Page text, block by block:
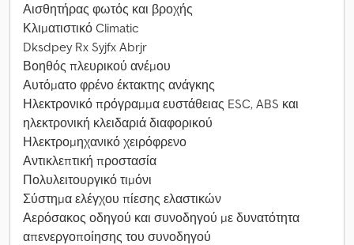
Αισθητήρας φωτός και βροχής
Κλιματιστικό Climatic
Dksdpey Rx Syjfx Abrjr
Βοηθός πλευρικού ανέμου
Αυτόματο φρένο έκτακτης ανάγκης
Ηλεκτρονικό πρόγραμμα ευστάθειας ESC, ABS και
ηλεκτρονική κλειδαριά διαφορικού
Ηλεκτρομηχανικό χειρόφρενο
Αντικλεπτική προστασία
Πολυλειτουργικό τιμόνι
Σύστημα ελέγχου πίεσης ελαστικών
Αερόσακος οδηγού και συνοδηγού με δυνατότητα
απενεργοποίησης του συνοδηγού